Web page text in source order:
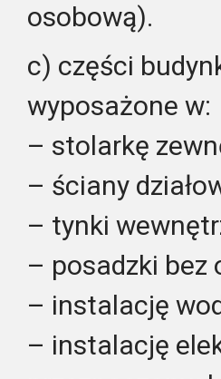
osobową).
c) części
wyposażone w:
– stolarkę
– ściany
– tynki
– posadzki bez
– instalację
– instalację